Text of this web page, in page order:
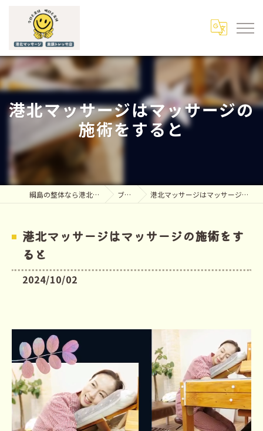
港北マッサージはマッサージの
施術をすると
綱島の整体なら港北マッサージ ブログ 港北マッサージはマッサージの施術をすると
港北マッサージはマッサージの施術をす
ると
2024/10/02